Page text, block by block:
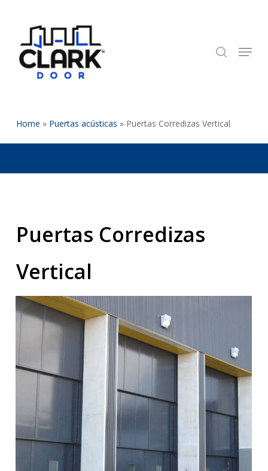
content
Menu
Home » Puertas acústicas » Puertas Corredizas Vertical
Puertas Corredizas
Vertical
Menu